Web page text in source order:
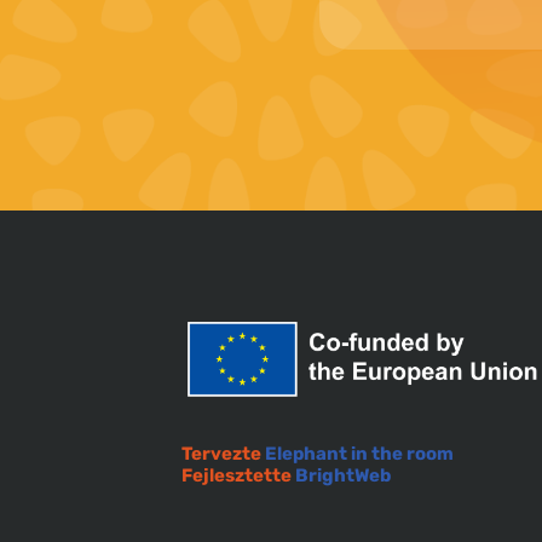
Tervezte Elephant in the room
Fejlesztette BrightWeb